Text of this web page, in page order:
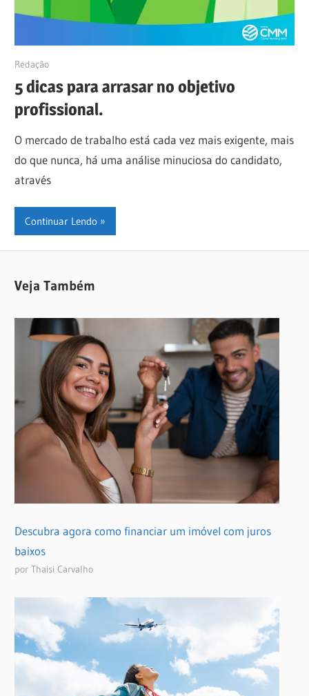
18/01/2021
Redação
5 dicas para arrasar no objetivo
profissional.
O mercado de trabalho está cada vez mais exigente, mais
do que nunca, há uma análise minuciosa do candidato,
através
Continuar Lendo
Veja Também
Descubra agora como financiar um imóvel com juros
baixos
por Thaisi Carvalho